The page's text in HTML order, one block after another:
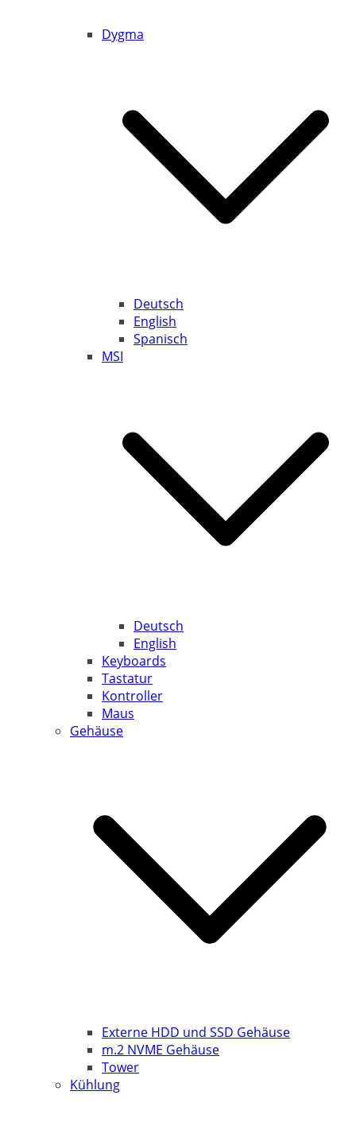
Dygma
Deutsch
English
Spanisch
MSI
Deutsch
English
Keyboards
Tastatur
Kontroller
Maus
Gehäuse
Externe HDD und SSD Gehäuse
m.2 NVME Gehäuse
Tower
Kühlung